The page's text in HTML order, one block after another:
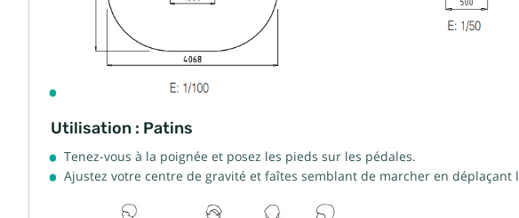
Utilisation : Patins
Tenez-vous à la poignée et posez les pieds sur les pédales.
Ajustez votre centre de gravité et faîtes semblant de marcher en